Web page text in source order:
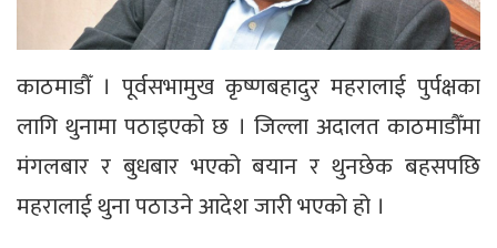
काठमाडौँ । पूर्वसभामुख कृष्णबहादुर महरालाई पुर्पक्षका
लागि थुनामा पठाइएको छ । जिल्ला अदालत काठमाडौँमा
मंगलबार र बुधबार भएको बयान र थुनछेक बहसपछि
महरालाई थुना पठाउने आदेश जारी भएको हो ।